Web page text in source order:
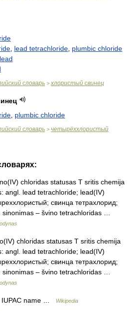
lead tetrachloride plumbic chloride
словарь > хлористый свинец
plumbic chloride
словарь > четырёххлористый
chloridas statusas T sritis chemija
angl. lead tetrachloride; lead(IV)
свинца тетрахлорид;
sinonimas – švino tetrachloridas …
chloridas statusas T sritis chemija
angl. lead tetrachloride; lead(IV)
свинца тетрахлорид;
sinonimas – švino tetrachloridas …
name … Wikipedia